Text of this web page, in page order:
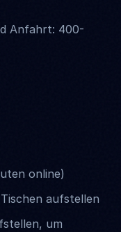
Anfahrt: 400-
online)
aufstellen
um